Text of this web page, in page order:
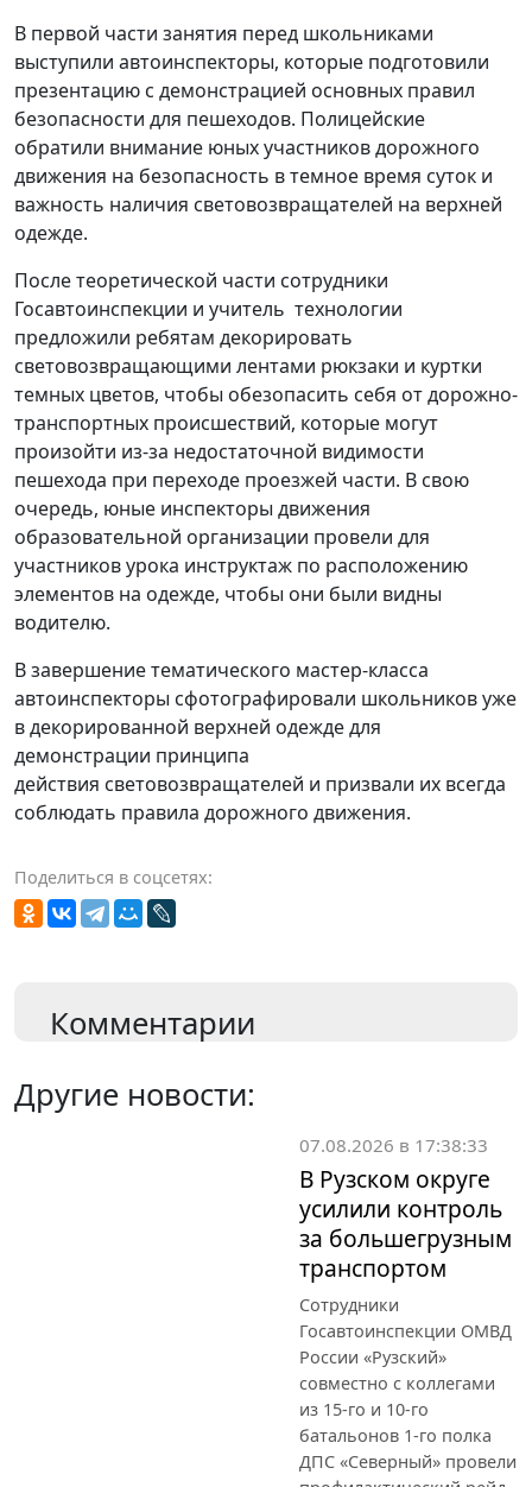
В первой части занятия перед школьниками
выступили автоинспекторы, которые подготовили
презентацию с демонстрацией основных правил
безопасности для пешеходов. Полицейские
обратили внимание юных участников дорожного
движения на безопасность в темное время суток и
важность наличия световозвращателей на верхней
одежде.
После теоретической части сотрудники
Госавтоинспекции и учитель технологии
предложили ребятам декорировать
световозвращающими лентами рюкзаки и куртки
темных цветов, чтобы обезопасить себя от дорожно-
транспортных происшествий, которые могут
произойти из-за недостаточной видимости
пешехода при переходе проезжей части. В свою
очередь, юные инспекторы движения
образовательной организации провели для
участников урока инструктаж по расположению
элементов на одежде, чтобы они были видны
водителю.
В завершение тематического мастер-класса
автоинспекторы сфотографировали школьников уже
в декорированной верхней одежде для
демонстрации принципа
действия световозвращателей и призвали их всегда
соблюдать правила дорожного движения.
Поделиться в соцсетях:
Комментарии
Другие новости:
07.08.2026 в 17:38:33
В Рузском округе
усилили контроль
за большегрузным
транспортом
Сотрудники
Госавтоинспекции ОМВД
России «Рузский»
совместно с коллегами
из 15-го и 10-го
батальонов 1-го полка
ДПС «Северный» провели